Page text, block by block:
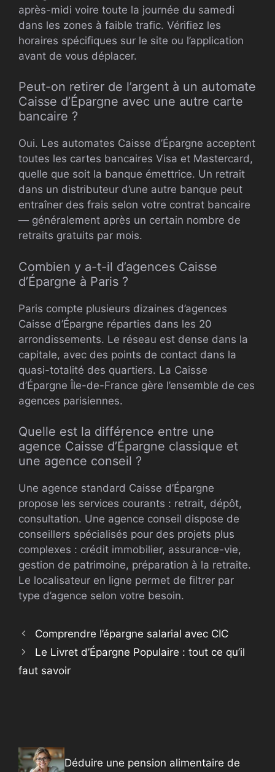
après-midi voire toute la journée du samedi
dans les zones à faible trafic. Vérifiez les
horaires spécifiques sur le site ou l’application
avant de vous déplacer.
Peut-on retirer de l’argent à un automate
Caisse d’Épargne avec une autre carte
bancaire ?
Oui. Les automates Caisse d’Épargne acceptent
toutes les cartes bancaires Visa et Mastercard,
quelle que soit la banque émettrice. Un retrait
dans un distributeur d’une autre banque peut
entraîner des frais selon votre contrat bancaire
— généralement après un certain nombre de
retraits gratuits par mois.
Combien y a-t-il d’agences Caisse
d’Épargne à Paris ?
Paris compte plusieurs dizaines d’agences
Caisse d’Épargne réparties dans les 20
arrondissements. Le réseau est dense dans la
capitale, avec des points de contact dans la
quasi-totalité des quartiers. La Caisse
d’Épargne Île-de-France gère l’ensemble de ces
agences parisiennes.
Quelle est la différence entre une
agence Caisse d’Épargne classique et
une agence conseil ?
Une agence standard Caisse d’Épargne
propose les services courants : retrait, dépôt,
consultation. Une agence conseil dispose de
conseillers spécialisés pour des projets plus
complexes : crédit immobilier, assurance-vie,
gestion de patrimoine, préparation à la retraite.
Le localisateur en ligne permet de filtrer par
type d’agence selon votre besoin.
Comprendre l’épargne salarial avec CIC
Le Livret d’Épargne Populaire : tout ce qu’il
faut savoir
Déduire une pension alimentaire de